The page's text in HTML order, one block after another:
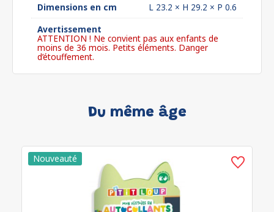
Dimensions en cm
L 23.2 × H 29.2 × P 0.6
Avertissement
ATTENTION ! Ne convient pas aux enfants de
moins de 36 mois. Petits éléments. Danger
d’étouffement.
Du même âge